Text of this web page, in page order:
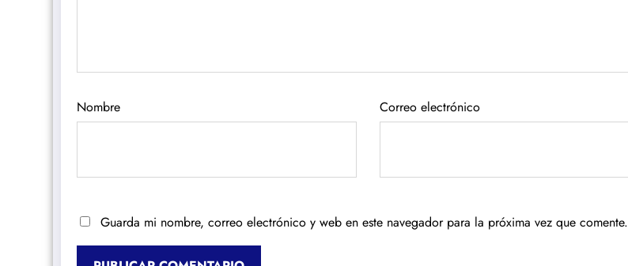
Nombre Correo electrónico
Guarda mi nombre, correo electrónico y web en este navegador para la próxima vez que comente.